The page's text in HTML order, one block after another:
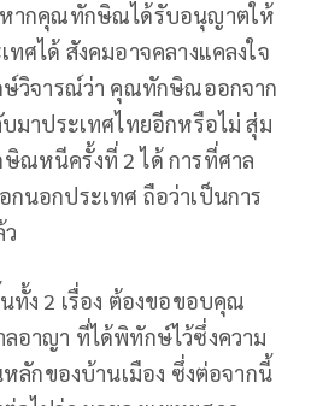
ากคุณทักษิณได้รับอนุญาตให้
ศได้ สังคมอาจคลางแคลงใจ
ษ์วิจารณ์ว่า คุณทักษิณออกจาก
มาประเทศไทยอีกหรือไม่ สุ่ม
ณหนีครั้งที่ 2 ได้ การที่ศาล
นอกประเทศ ถือว่าเป็นการ
ทั้ง 2 เรื่อง ต้องขอขอบคุณ
อาญา ที่ได้พิทักษ์ไว้ซึ่งความ
ลักของบ้านเมือง ซึ่งต่อจากนี้